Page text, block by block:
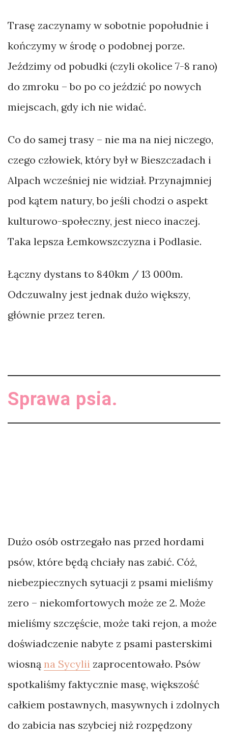
Trasę zaczynamy w sobotnie popołudnie i
kończymy w środę o podobnej porze.
Jeździmy od pobudki (czyli okolice 7-8 rano)
do zmroku – bo po co jeździć po nowych
miejscach, gdy ich nie widać.
Co do samej trasy – nie ma na niej niczego,
czego człowiek, który był w Bieszczadach i
Alpach wcześniej nie widział. Przynajmniej
pod kątem natury, bo jeśli chodzi o aspekt
kulturowo-społeczny, jest nieco inaczej.
Taka lepsza Łemkowszczyzna i Podlasie.
Łączny dystans to 840km / 13 000m.
Odczuwalny jest jednak dużo większy,
głównie przez teren.
Sprawa psia.
Dużo osób ostrzegało nas przed hordami
psów, które będą chciały nas zabić. Cóż,
niebezpiecznych sytuacji z psami mieliśmy
zero – niekomfortowych może ze 2. Może
mieliśmy szczęście, może taki rejon, a może
doświadczenie nabyte z psami pasterskimi
wiosną na Sycylii zaprocentowało. Psów
spotkaliśmy faktycznie masę, większość
całkiem postawnych, masywnych i zdolnych
do zabicia nas szybciej niż rozpędzony